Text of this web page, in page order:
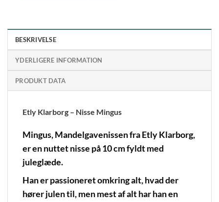
BESKRIVELSE
YDERLIGERE INFORMATION
PRODUKT DATA
Etly Klarborg – Nisse Mingus
Mingus, Mandelgavenissen fra Etly Klarborg,
er en nuttet nisse på 10 cm fyldt med
juleglæde.
Han er passioneret omkring alt, hvad der
hører julen til, men mest af alt har han en